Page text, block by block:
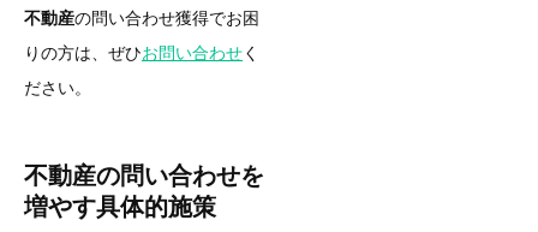
不動産の問い合わせ獲得でお困
りの方は、ぜひお問い合わせく
ださい。
不動産の問い合わせを
増やす具体的施策